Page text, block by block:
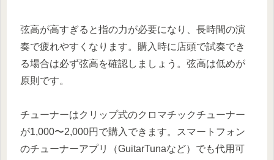
弦高が高すぎると指の力が必要になり、長時間の演
奏で疲れやすくなります。購入時に店頭で試奏でき
る場合は必ず弦高を確認しましょう。弦高は低めが
原則です。
チューナーはクリップ式のクロマチックチューナー
が1,000〜2,000円で購入できます。スマートフォン
のチューナーアプリ（GuitarTunaなど）でも代用可